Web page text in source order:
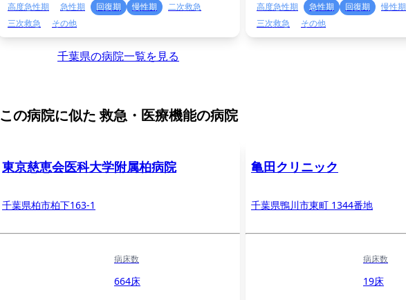
高度急性期 急性期 回復期 慢性期
二次救急
三次救急
その他
高度急性期 急性期 回復期 慢性期
三次救急
その他
千葉県の病院一覧を見る
この病院に似た 救急・医療機能の病院
東京慈恵会医科大学附属柏病院
千葉県柏市柏下163-1
病床数
664床
亀田クリニック
千葉県鴨川市東町 1344番地
病床数
19床